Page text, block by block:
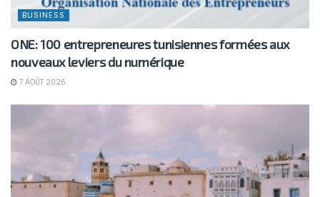
BUSINESS
ONE: 100 entrepreneures tunisiennes formées aux
nouveaux leviers du numérique
7 AOÛT 2026